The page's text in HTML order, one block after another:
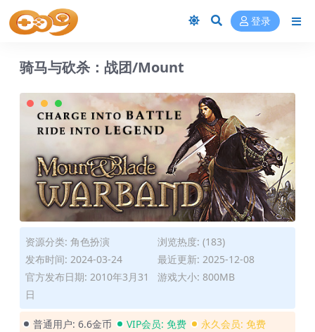
登录
骑马与砍杀：战团/Mount
资源分类: 角色扮演
浏览热度: (183)
发布时间: 2024-03-24
最近更新: 2025-12-08
官方发布日期: 2010年3月31
日
游戏大小: 800MB
普通用户: 6.6金币 VIP会员: 免费 永久会员: 免费